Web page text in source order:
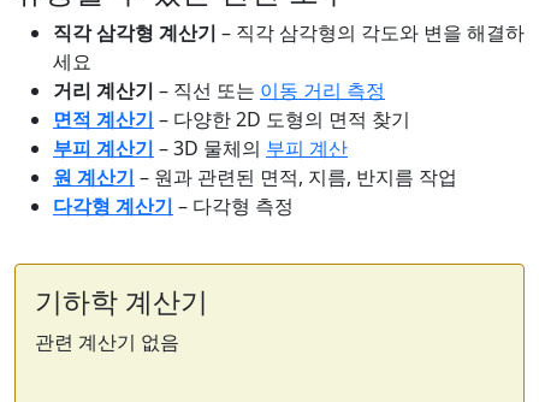
직각 삼각형 계산기 – 직각 삼각형의 각도와 변을 해결하
세요
거리 계산기 – 직선 또는 이동 거리 측정
면적 계산기 – 다양한 2D 도형의 면적 찾기
부피 계산기 – 3D 물체의 부피 계산
원 계산기 – 원과 관련된 면적, 지름, 반지름 작업
다각형 계산기 – 다각형 측정
기하학 계산기
관련 계산기 없음